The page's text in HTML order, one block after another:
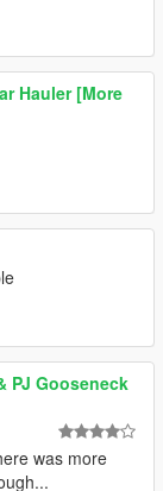
Hauler [More
PJ Gooseneck
was more